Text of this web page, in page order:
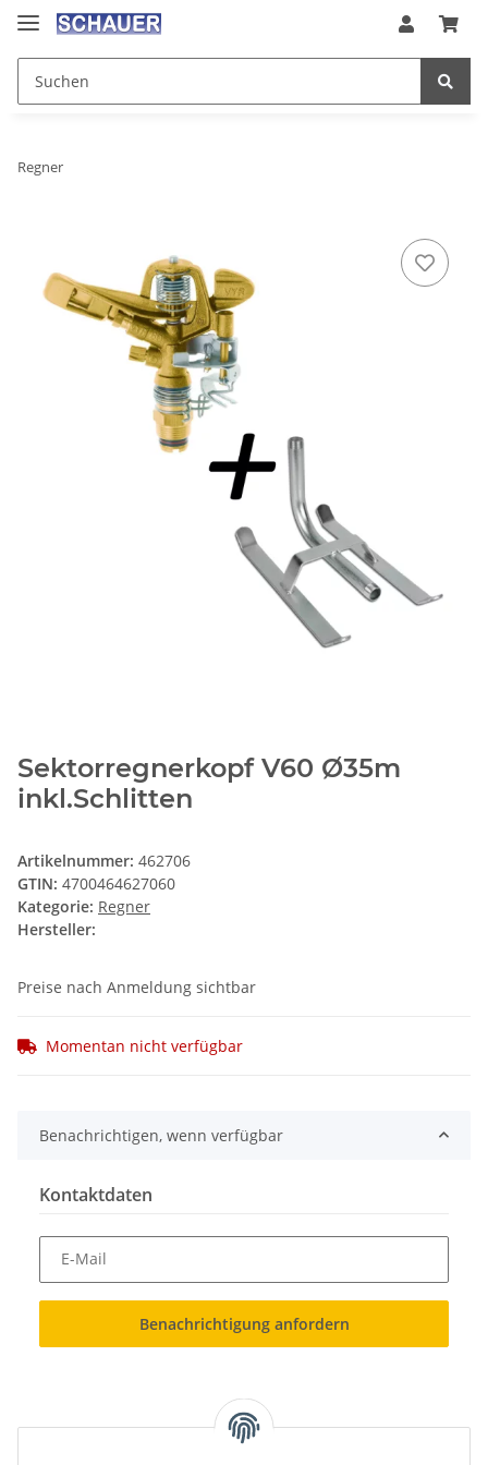
Regner
Sektorregnerkopf V60 Ø35m
inkl.Schlitten
Artikelnummer: 462706
GTIN: 4700464627060
Kategorie: Regner
Hersteller:
Preise nach Anmeldung sichtbar
Momentan nicht verfügbar
Benachrichtigen, wenn verfügbar
Kontaktdaten
E-Mail
Benachrichtigung anfordern